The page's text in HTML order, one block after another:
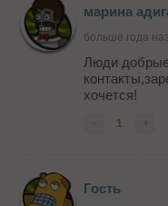
марина
больше года
Люди
хочется!
1
Гость